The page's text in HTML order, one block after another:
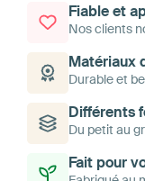
Fiable et
Nos clients
Matériaux
Durable et
Différents
Du petit au
Fait pour